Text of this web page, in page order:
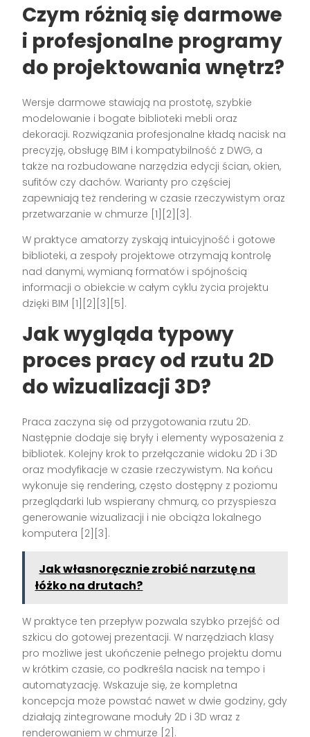
Czym różnią się darmowe
i profesjonalne programy
do projektowania wnętrz?
Wersje darmowe stawiają na prostotę, szybkie
modelowanie i bogate biblioteki mebli oraz
dekoracji. Rozwiązania profesjonalne kładą nacisk na
precyzję, obsługę BIM i kompatybilność z DWG, a
także na rozbudowane narzędzia edycji ścian, okien,
sufitów czy dachów. Warianty pro częściej
zapewniają też rendering w czasie rzeczywistym oraz
przetwarzanie w chmurze [1][2][3].
W praktyce amatorzy zyskają intuicyjność i gotowe
biblioteki, a zespoły projektowe otrzymają kontrolę
nad danymi, wymianą formatów i spójnością
informacji o obiekcie w całym cyklu życia projektu
dzięki BIM [1][2][3][5].
Jak wygląda typowy
proces pracy od rzutu 2D
do wizualizacji 3D?
Praca zaczyna się od przygotowania rzutu 2D.
Następnie dodaje się bryły i elementy wyposażenia z
bibliotek. Kolejny krok to przełączanie widoku 2D i 3D
oraz modyfikacje w czasie rzeczywistym. Na końcu
wykonuje się rendering, często dostępny z poziomu
przeglądarki lub wspierany chmurą, co przyspiesza
generowanie wizualizacji i nie obciąża lokalnego
komputera [2][3].
Jak własnoręcznie zrobić narzutę na
łóżko na drutach?
W praktyce ten przepływ pozwala szybko przejść od
szkicu do gotowej prezentacji. W narzędziach klasy
pro możliwe jest ukończenie pełnego projektu domu
w krótkim czasie, co podkreśla nacisk na tempo i
automatyzację. Wskazuje się, że kompletna
koncepcja może powstać nawet w dwie godziny, gdy
działają zintegrowane moduły 2D i 3D wraz z
renderowaniem w chmurze [2].